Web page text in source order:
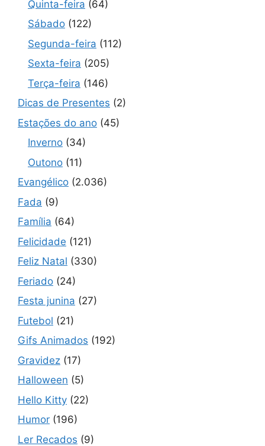
Quinta-feira (64)
Sábado (122)
Segunda-feira (112)
Sexta-feira (205)
Terça-feira (146)
Dicas de Presentes (2)
Estações do ano (45)
Inverno (34)
Outono (11)
Evangélico (2.036)
Fada (9)
Família (64)
Felicidade (121)
Feliz Natal (330)
Feriado (24)
Festa junina (27)
Futebol (21)
Gifs Animados (192)
Gravidez (17)
Halloween (5)
Hello Kitty (22)
Humor (196)
Ler Recados (9)